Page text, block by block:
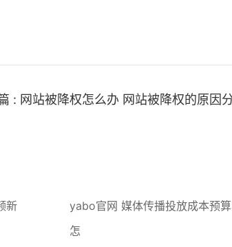
: 网站被降权怎么办 网站被降权的原因
新
yabo官网 媒体传播投放成本预
怎